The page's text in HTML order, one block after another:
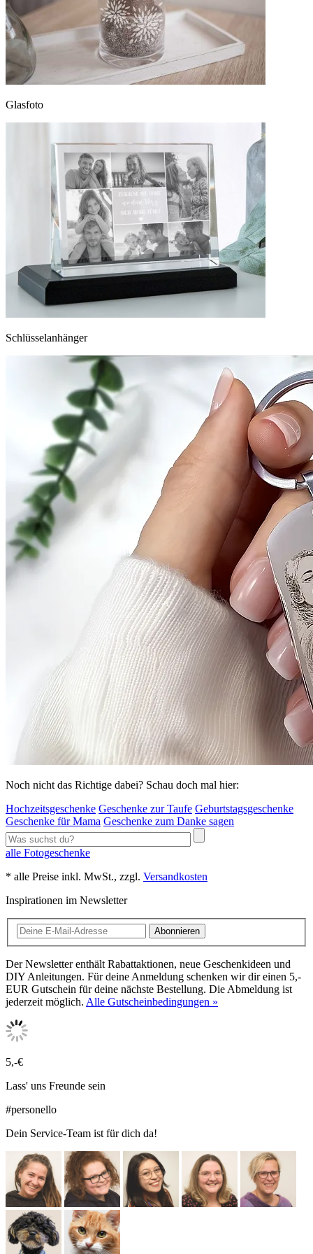
Glasfoto
Schlüsselanhänger
Noch nicht das Richtige dabei? Schau doch mal hier:
Hochzeitsgeschenke Geschenke zur Taufe Geburtstagsgeschenke
Geschenke für Mama Geschenke zum Danke sagen
alle Fotogeschenke
* alle Preise inkl. MwSt., zzgl. Versandkosten
Inspirationen im Newsletter
Abonnieren
Der Newsletter enthält Rabattaktionen, neue Geschenkideen und
DIY Anleitungen. Für deine Anmeldung schenken wir dir einen 5,-
EUR Gutschein für deine nächste Bestellung. Die Abmeldung ist
jederzeit möglich. Alle Gutscheinbedingungen »
5,-€
Lass' uns Freunde sein
#personello
Dein Service-Team ist für dich da!